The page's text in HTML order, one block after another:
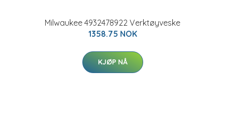
Milwaukee 4932478922 Verktøyveske
1358.75 NOK
KJØP NÅ